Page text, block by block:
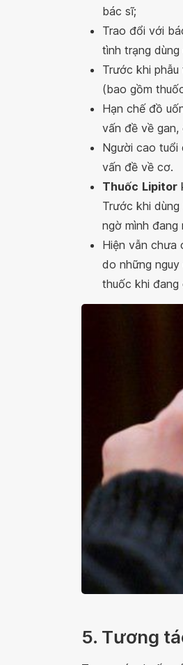
bác sĩ;
Trao đổi với
tình trạng
Trước khi
(bao gồm
Hạn chế đồ
vấn đề về
Người cao tuổi
vấn đề về cơ.
Thuốc Lipitor
Trước khi
ngờ mình
Hiện vẫn chưa
do những
thuốc khi đang
5. Tương